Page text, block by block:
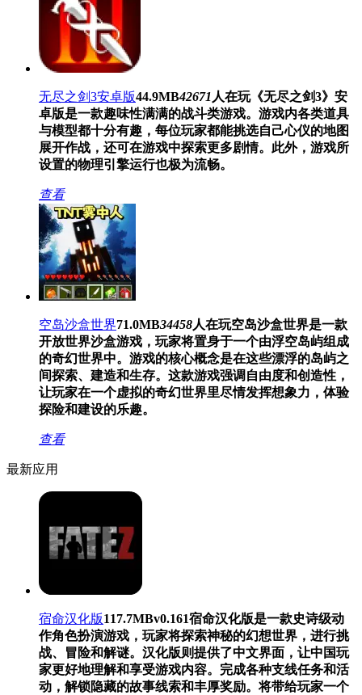
无尽之剑3安卓版44.9MB42671 人在玩《无尽之剑3》安
卓版是一款趣味性满满的战斗类游戏。游戏内各类道具
与模型都十分有趣，每位玩家都能挑选自己心仪的地图
展开作战，还可在游戏中探索更多剧情。此外，游戏所
设置的物理引擎运行也极为流畅。
查看
空岛沙盒世界71.0MB34458人在玩空岛沙盒世界是一款
开放世界沙盒游戏，玩家将置身于一个由浮空岛屿组成
的奇幻世界中。游戏的核心概念是在这些漂浮的岛屿之
间探索、建造和生存。这款游戏强调自由度和创造性，
让玩家在一个虚拟的奇幻世界里尽情发挥想象力，体验
探险和建设的乐趣。
查看
最新应用
宿命汉化版117.7MBv0.161宿命汉化版是一款史诗级动
作角色扮演游戏，玩家将探索神秘的幻想世界，进行挑
战、冒险和解谜。汉化版则提供了中文界面，让中国玩
家更好地理解和享受游戏内容。完成各种支线任务和活
动，解锁隐藏的故事线索和丰厚奖励。将带给玩家一个